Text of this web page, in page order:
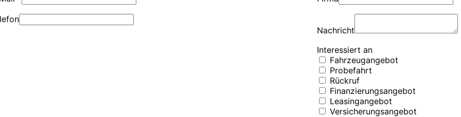
Nachricht
Interessiert an
Fahrzeugangebot
Probefahrt
Rückruf
Finanzierungsangebot
Leasingangebot
Versicherungsangebot